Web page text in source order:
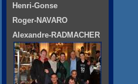
Henri-Gonse
Roger-NAVARO
Alexandre-RADMACHER